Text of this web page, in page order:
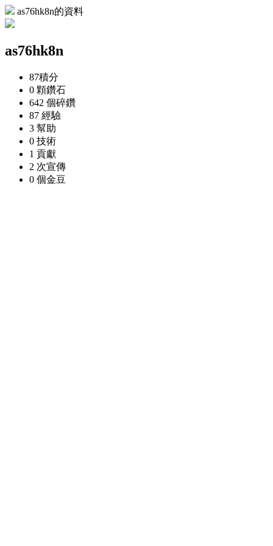
as76hk8n的資料
as76hk8n
87積分
0 顆鑽石
642 個碎鑽
87 經驗
3 幫助
0 技術
1 貢獻
2 次宣傳
0 個金豆